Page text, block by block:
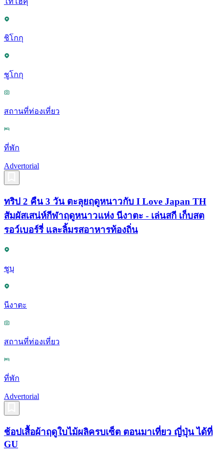
ชิโกกุ
ชูโกกุ
สถานที่ท่องเที่ยว
ที่พัก
Advertorial
ทริป 2 คืน 3 วัน ตะลุยฤดูหนาวกับ I Love Japan TH
สัมผัสเสน่ห์กีฬาฤดูหนาวแห่ง นีงาตะ - เล่นสกี เก็บสต
รอว์เบอร์รี่ และลิ้มรสอาหารท้องถิ่น
ชูบุ
นีงาตะ
สถานที่ท่องเที่ยว
ที่พัก
Advertorial
ช้อปเสื้อผ้าฤดูใบไม้ผลิครบเซ็ต ตอนมาเที่ยว ญี่ปุ่น ได้ที่
GU